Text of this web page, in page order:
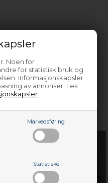
Noen for
for statistisk bruk og
Informasjonskapsler
av annonser. Les
Markedsføring
Statistiske